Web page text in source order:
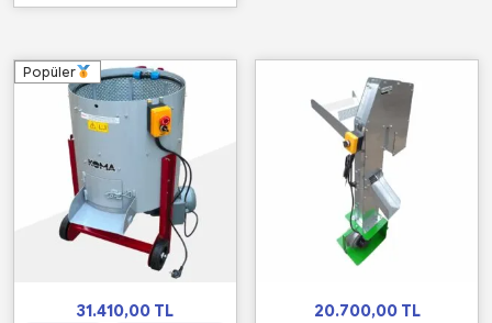
Popüler
31.410,00 TL 20.700,00 TL